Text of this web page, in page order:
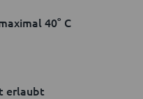
40° C
erlaubt